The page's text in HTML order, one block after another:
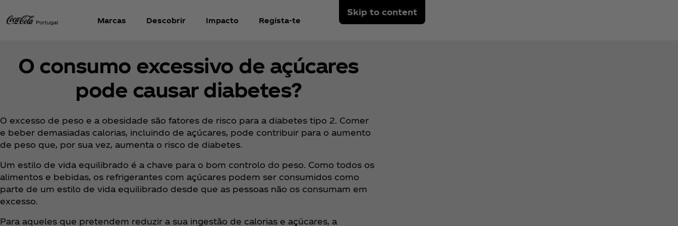
Skip to content
Marcas Descobrir Impacto Regista-te
O consumo excessivo de açúcares
pode causar diabetes?
O excesso de peso e a obesidade são fatores de risco para a diabetes tipo 2. Comer
e beber demasiadas calorias, incluindo de açúcares, pode contribuir para o aumento
de peso que, por sua vez, aumenta o risco de diabetes.
Um estilo de vida equilibrado é a chave para o bom controlo do peso. Como todos os
alimentos e bebidas, os refrigerantes com açúcares podem ser consumidos como
parte de um estilo de vida equilibrado desde que as pessoas não os consumam em
excesso.
Para aqueles que pretendem reduzir a sua ingestão de calorias e açúcares, a